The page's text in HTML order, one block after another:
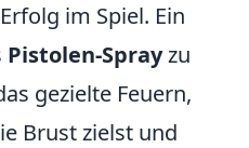
im Spiel. Ein
Pistolen-Sprayzu
gezielte Feuern,
Brust zielst und